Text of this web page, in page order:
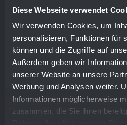
Diese Webseite verwendet
Wir verwenden Cookies, um
personalisieren, Funktionen für
können und die Zugriffe auf
Außerdem geben wir
unserer Website an unsere
Werbung und Analysen weiter.
Informationen möglicherweise
zusammen, die Sie ihnen
Textvorschlag für
Tischseifen- und